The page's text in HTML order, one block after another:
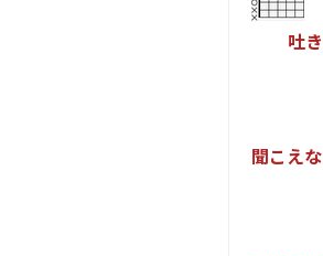
吐き
聞こえな